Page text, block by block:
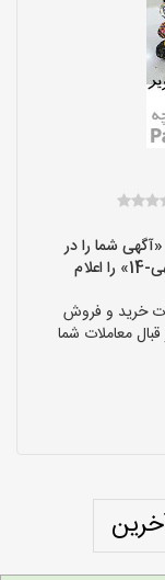
شما را در
سایت «پارچه فروشی ها» دیده ام و کد «آگهی-14» را اعلام
خرید و فروش
معاملات شما